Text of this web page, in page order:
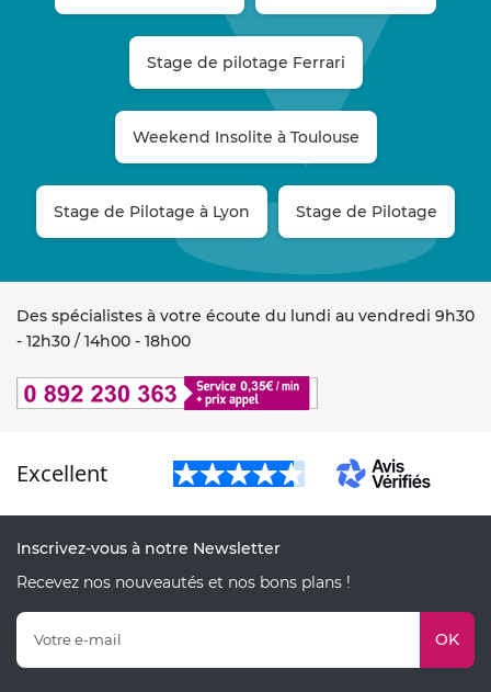
Stage de pilotage Ferrari
Weekend Insolite à Toulouse
Stage de Pilotage à Lyon Stage de Pilotage
Des spécialistes à votre écoute du lundi au vendredi 9h30
- 12h30 / 14h00 - 18h00
Excellent
Inscrivez-vous à notre Newsletter
Recevez nos nouveautés et nos bons plans !
OK